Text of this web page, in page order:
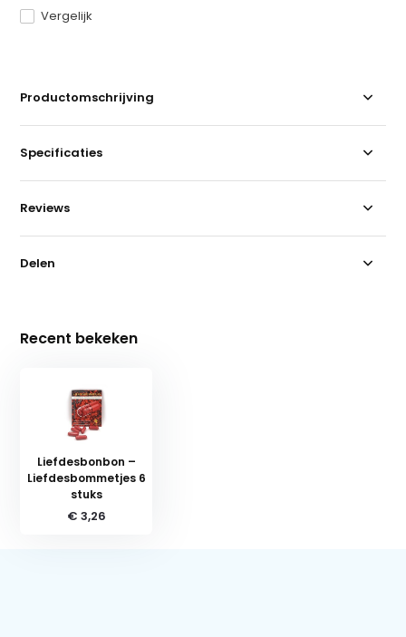
Vergelijk
Productomschrijving
Specificaties
Reviews
Delen
Recent bekeken
Liefdesbonbon –
Liefdesbommetjes 6
stuks
€ 3,26